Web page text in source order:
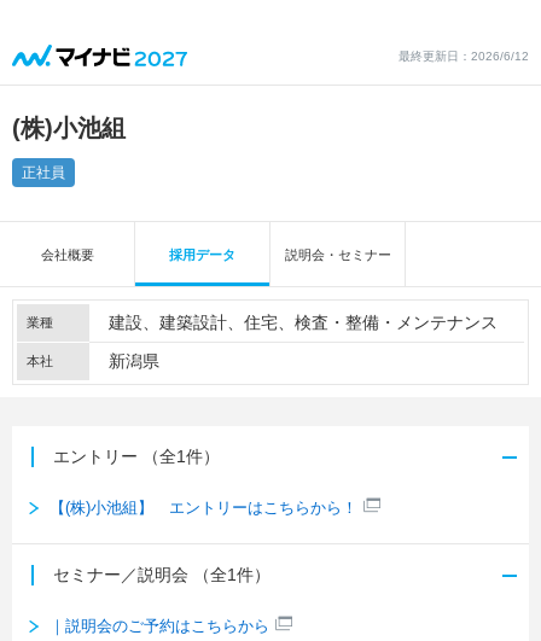
最終更新日：2026/6/12
(株)小池組
正社員
会社概要 採用データ 説明会・セミナー
業種 建設 建築設計 住宅 検査・整備・メンテナンス
本社 新潟県
エントリー （全1件）
【(株)小池組】 エントリーはこちらから！
セミナー／説明会 （全1件）
｜説明会のご予約はこちらから